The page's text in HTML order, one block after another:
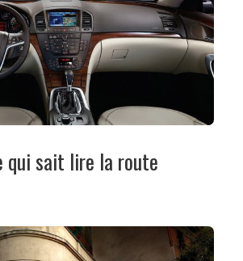
qui sait lire la route